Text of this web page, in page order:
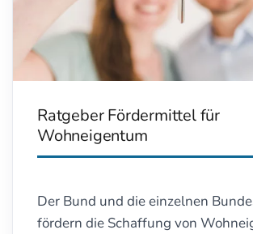
eben "frei" oder "ungebunden"
"unabhängig".
Mehr Infos zu uns und unserer
Häufig gelesene Artikel in dieser
Annuitätendarlehen -
Flex-Darlehen: die Alternative
Immobilienteilverkauf!
Ratgeber Fördermittel für
Wohneigentum
Der Bund und die einzelnen
fördern die Schaffung von